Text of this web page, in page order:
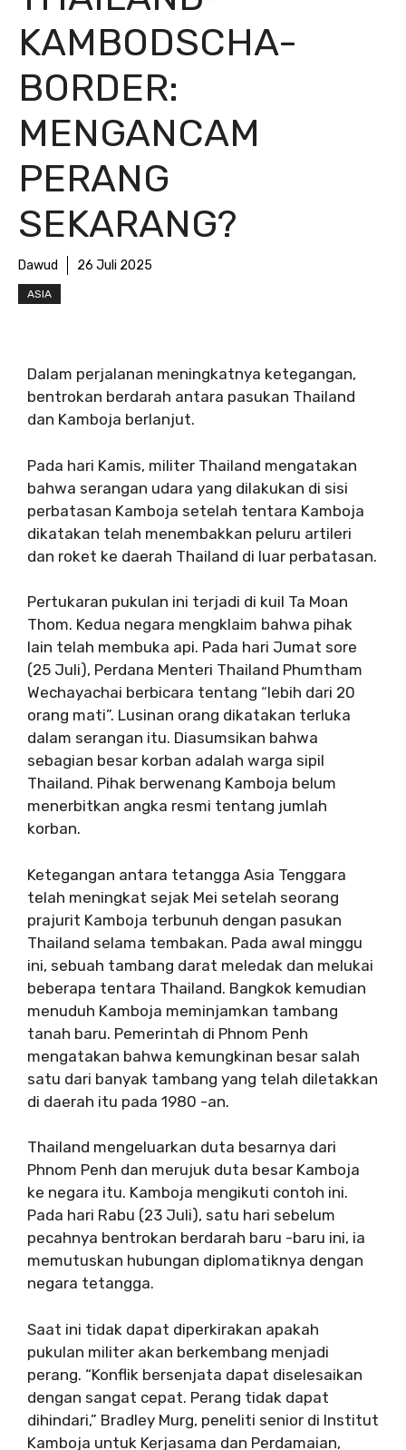
KAMBODSCHA-
BORDER:
MENGANCAM
PERANG
SEKARANG?
Dawud 26 Juli 2025
ASIA
Dalam perjalanan meningkatnya ketegangan,
bentrokan berdarah antara pasukan Thailand
dan Kamboja berlanjut.
Pada hari Kamis, militer Thailand mengatakan
bahwa serangan udara yang dilakukan di sisi
perbatasan Kamboja setelah tentara Kamboja
dikatakan telah menembakkan peluru artileri
dan roket ke daerah Thailand di luar perbatasan.
Pertukaran pukulan ini terjadi di kuil Ta Moan
Thom. Kedua negara mengklaim bahwa pihak
lain telah membuka api. Pada hari Jumat sore
(25 Juli), Perdana Menteri Thailand Phumtham
Wechayachai berbicara tentang “lebih dari 20
orang mati”. Lusinan orang dikatakan terluka
dalam serangan itu. Diasumsikan bahwa
sebagian besar korban adalah warga sipil
Thailand. Pihak berwenang Kamboja belum
menerbitkan angka resmi tentang jumlah
korban.
Ketegangan antara tetangga Asia Tenggara
telah meningkat sejak Mei setelah seorang
prajurit Kamboja terbunuh dengan pasukan
Thailand selama tembakan. Pada awal minggu
ini, sebuah tambang darat meledak dan melukai
beberapa tentara Thailand. Bangkok kemudian
menuduh Kamboja meminjamkan tambang
tanah baru. Pemerintah di Phnom Penh
mengatakan bahwa kemungkinan besar salah
satu dari banyak tambang yang telah diletakkan
di daerah itu pada 1980 -an.
Thailand mengeluarkan duta besarnya dari
Phnom Penh dan merujuk duta besar Kamboja
ke negara itu. Kamboja mengikuti contoh ini.
Pada hari Rabu (23 Juli), satu hari sebelum
pecahnya bentrokan berdarah baru -baru ini, ia
memutuskan hubungan diplomatiknya dengan
negara tetangga.
Saat ini tidak dapat diperkirakan apakah
pukulan militer akan berkembang menjadi
perang. “Konflik bersenjata dapat diselesaikan
dengan sangat cepat. Perang tidak dapat
dihindari,” Bradley Murg, peneliti senior di Institut
Kamboja untuk Kerjasama dan Perdamaian,